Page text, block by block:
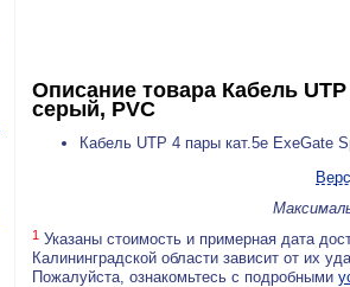
Описание товара Кабель
серый, PVC
Кабель UTP 4 пары кат.5e ExeGate
1 Указаны стоимость и примерная дата
Калининградской области зависит от их
Пожалуйста, ознакомьтесь с подробными